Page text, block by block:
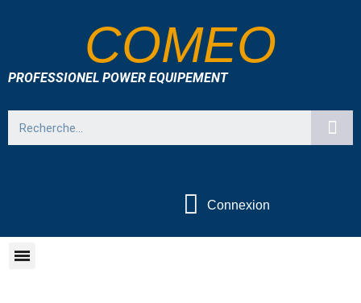
COMEO
PROFESSIONEL POWER EQUIPEMENT
Connexion